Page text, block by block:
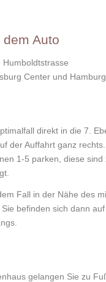
Auto
Center und
direkt in die 7.
der Auffahrt ganz
1-5 parken, diese sind
Fall in der Nähe des
befinden sich dann
gelangen Sie zu